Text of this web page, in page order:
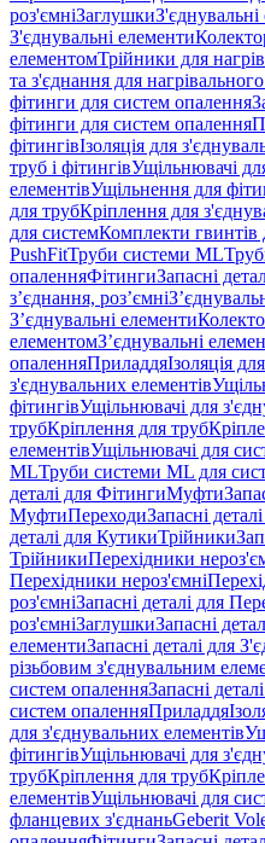
роз'ємніЗаглушки
З'єднувальні елементи
елементомТрійники для
та з'єднання для
фітинги для систем опалення
фітинги для систем опалення
фітингівІзоляція для
труб і фітингівУщільнювачі
елементівУщільнення для
для трубКріплення для
для системКомплекти гвинтів
PushFitТруби системи ML
опаленняФітингиЗапасні
з’єднання, роз’ємні
З’єднувальні елементи
елементомЗ’єднувальні
опаленняПриладдяІзоляція
з'єднувальних елементів
фітингівУщільнювачі для
трубКріплення для труб
елементівУщільнювачі для
MLТруби системи ML для
деталі для ФітингиМуфти
МуфтиПереходиЗапасні
деталі для КутикиТрійники
ТрійникиПерехідники
Перехідники нероз'ємні
роз'ємніЗапасні деталі для
роз'ємніЗаглушкиЗапасні
елементиЗапасні деталі для
різьбовим з'єднувальним
систем опаленняЗапасні
систем опаленняПриладдя
для з'єднувальних елементів
фітингівУщільнювачі для
трубКріплення для труб
елементівУщільнювачі для
фланцевих з'єднаньGeberit